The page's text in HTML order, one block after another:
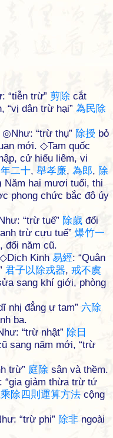
“tiễn trừ” 剪除 cắt
“vị dân trừ hại” 為民除
“trừ thụ” 除授 bỏ
mới. ◇Tam quốc
cử hiếu liêm, vi
年二十, 舉孝廉, 為郎, 除
Năm hai mươi tuổi, thi
phong chức bắc đô úy
“trừ tuế” 除歲 đổi
trừ cựu tuế” 爆竹一
đổi năm cũ.
Kinh 易經: “Quân
君子以除戎器, 戒不虞
sang khí giới, phòng
nhị đẳng ư tam” 六除
ba.
“trừ nhật” 除 日
sang năm mới, “trừ
trừ” 庭除 sân và thềm.
“gia giảm thừa trừ tứ
乘除四則 運算方法 cộng
“trừ phi” 除非 ngoài